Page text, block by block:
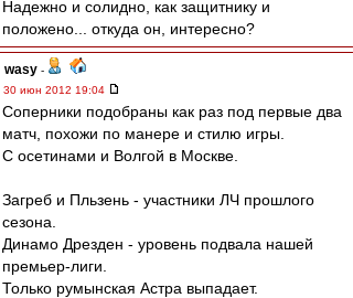
Надежно и солидно, как защитнику и
положено... откуда он, интересно?
wasy -
30 июн 2012 19:04
Соперники подобраны как раз под первые два
матч, похожи по манере и стилю игры.
С осетинами и Волгой в Москве.
Загреб и Пльзень - участники ЛЧ прошлого
сезона.
Динамо Дрезден - уровень подвала нашей
премьер-лиги.
Только румынская Астра выпадает.